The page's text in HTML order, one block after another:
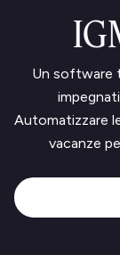
Un software
Automatizzare
vacanze